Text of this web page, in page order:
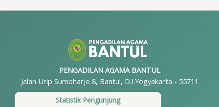
PENGADILAN AGAMA BANTUL
Jalan Urip Sumoharjo 8, Bantul, D.I.Yogyakarta - 55711
Statistik Pengunjung